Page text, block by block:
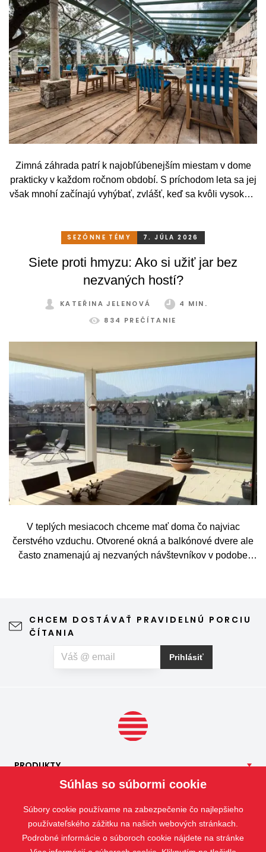
Zimná záhrada patrí k najobľúbenejším miestam v dome
prakticky v každom ročnom období. S príchodom leta sa jej
však mnohí začínajú vyhýbať, zvlášť, keď sa kvôli vysokým
stačí relatívne málo. So správnym, praktickým a šikovným
pohodlne a bez obmedzení po celý rok.
SEZÓNNE TÉMY 7. JÚLA 2026
Siete proti hmyzu: Ako si užiť jar bez
nezvaných hostí?
KATEŘINA JELENOVÁ
4 MIN.
834 PREČÍTANIE
V teplých mesiacoch chceme mať doma čo najviac
čerstvého vzduchu. Otvorené okná a balkónové dvere ale
často znamenajú aj nezvaných návštevníkov v podobe
leto naplno. Kvalitná sieťka na hmyz zároveň nijako neruší
výhľad z okna ani vzhľad domu, vyžaduje len minimálnu
vás okrem hmyzu trápia aj peľové alergie, môžete zvoliť
špeciálnu sieť proti peľu, ktorá pomáha obmedziť
CHCEM DOSTÁVAŤ PRAVIDELNÚ PORCIU
ČÍTANIA
Prihlásiť
PRODUKTY
SLUŽBY
ISOTRA
KONTAKT
Súhlas so súbormi cookie
Súbory cookie používame na zabezpečenie čo najlepšieho
používateľského zážitku na našich webových stránkach.
Podrobné informácie o súboroch cookie nájdete na stránke